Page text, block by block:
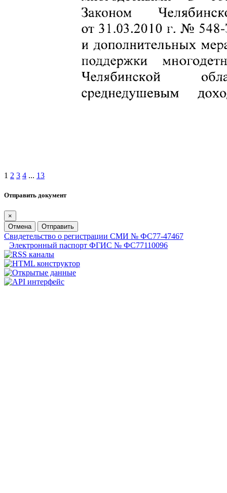
1 2 3 4 ... 13
Отправить документ
×
Отмена
Отправить
Свидетельство о регистрации СМИ № ФС77-47467
Электронный паспорт ФГИС № ФС77110096